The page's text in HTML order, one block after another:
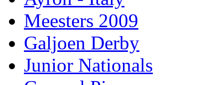
Meesters 2009
Galjoen Derby
Junior Nationals